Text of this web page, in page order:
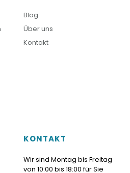
Blog
Über uns
Kontakt
KONTAKT
Wir sind Montag bis Freitag
von 10:00 bis 18:00 für Sie